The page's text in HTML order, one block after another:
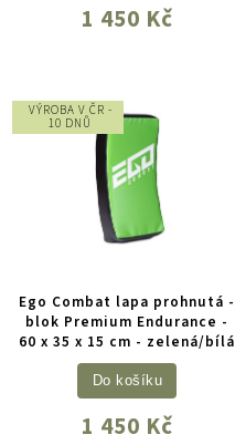
1 450 Kč
VÝROBA V ČR -
10 DNŮ
Ego Combat lapa prohnutá -
blok Premium Endurance -
60 x 35 x 15 cm - zelená/bílá
1 450 Kč
Do košíku